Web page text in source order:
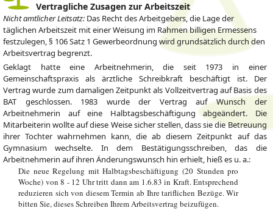
Vertragliche Zusagen zur Arbeitszeit
Nicht amtlicher Leitsatz: Das Recht des Arbeitgebers, die Lage der
täglichen Arbeitszeit mit einer Weisung im Rahmen billigen Ermessens
festzulegen, § 106 Satz 1 Gewerbeordnung wird grundsätzlich durch den
Arbeitsvertrag begrenzt.
Geklagt hatte eine Arbeitnehmerin, die seit 1973 in einer
Gemeinschaftspraxis als ärztliche Schreibkraft beschäftigt ist. Der
Vertrag wurde zum damaligen Zeitpunkt als Vollzeitvertrag auf Basis des
BAT geschlossen. 1983 wurde der Vertrag auf Wunsch der
Arbeitnehmerin auf eine Halbtagsbeschäftigung abgeändert. Die
Mitarbeiterin wollte auf diese Weise sicher stellen, dass sie die Betreuung
ihrer Tochter wahrnehmen kann, die ab diesem Zeitpunkt auf das
Gymnasium wechselte. In dem Bestätigungsschreiben, das die
Arbeitnehmerin auf ihren Änderungswunsch hin erhielt, hieß es u. a.:
Die neue Regelung mit Halbtagsbeschäftigung (20 Stunden pro
Woche) von 8 - 12 Uhr tritt dann am 1.6.83 in Kraft. Entsprechend
reduzieren sich von diesem Termin ab Ihre tariflichen Bezüge. Wir
bitten Sie, dieses Schreiben Ihrem Arbeitsvertrag beizufügen.